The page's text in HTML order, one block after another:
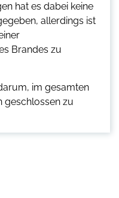
hat es dabei keine
allerdings ist
Brandes zu
im gesamten
geschlossen zu